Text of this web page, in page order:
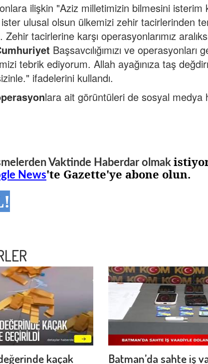
ilişkin "Aziz milletimizin bilmesini isterim
ulusal olsun ülkemizi zehir tacirlerinden
Zehir tacirlerine karşı operasyonlarımız
Başsavcılığımızı ve operasyonları
tebrik ediyorum. Allah ayağınıza taş
ifadelerini kullandı.
lara ait görüntüleri de sosyal medya
Vaktinde Haberdar olmak
News'te Gazette'ye abone olun.
kaçak Batman’da sahte iş